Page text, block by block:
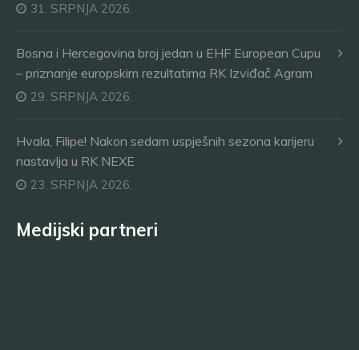
31. SRPNJA 2026.
Bosna i Hercegovina broj jedan u EHF European Cupu
– priznanje europskim rezultatima RK Izviđač Agram
29. SRPNJA 2026.
Hvala, Filipe! Nakon sedam uspješnih sezona karijeru
nastavlja u RK NEXE
23. SRPNJA 2026.
Medijski partneri